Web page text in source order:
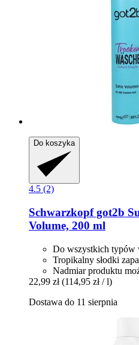
Do koszyka
4.5 (2)
Schwarzkopfgot2b
Volume, 200 ml
Do wszystkich typów
Tropikalny słodki
Nadmiar produktu
22,99 zł (114,95 zł / l)
Dostawa do 11 sierpnia